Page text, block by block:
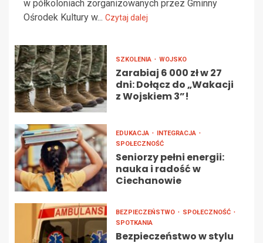
w półkoloniach zorganizowanych przez Gminny
Ośrodek Kultury w... Czytaj dalej
SZKOLENIA WOJSKO
Zarabiaj 6 000 zł w 27
dni: Dołącz do „Wakacji
z Wojskiem 3”!
EDUKACJA
INTEGRACJA
SPOŁECZNOŚĆ
Seniorzy pełni energii:
nauka i radość w
Ciechanowie
BEZPIECZEŃSTWO
SPOŁECZNOŚĆ
SPOTKANIA
Bezpieczeństwo w stylu